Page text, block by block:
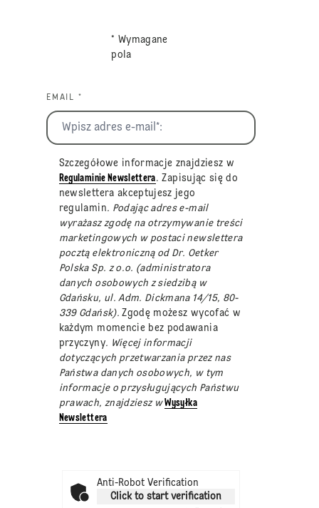
* Wymagane
pola
EMAIL *
Szczegółowe informacje znajdziesz w
Regulaminie Newslettera. Zapisując się do
newslettera akceptujesz jego
regulamin. Podając adres e-mail
wyrażasz zgodę na otrzymywanie treści
marketingowych w postaci newslettera
pocztą elektroniczną od Dr. Oetker
Polska Sp. z o.o. (administratora
danych osobowych z siedzibą w
Gdańsku, ul. Adm. Dickmana 14/15, 80-
339 Gdańsk).Zgodę możesz wycofać w
każdym momencie bez podawania
przyczyny. Więcej informacji
dotyczących przetwarzania przez nas
Państwa danych osobowych, w tym
informacje o przysługujących Państwu
prawach, znajdziesz wWysyłka
Newslettera
Anti-Robot Verification
Click to start verification